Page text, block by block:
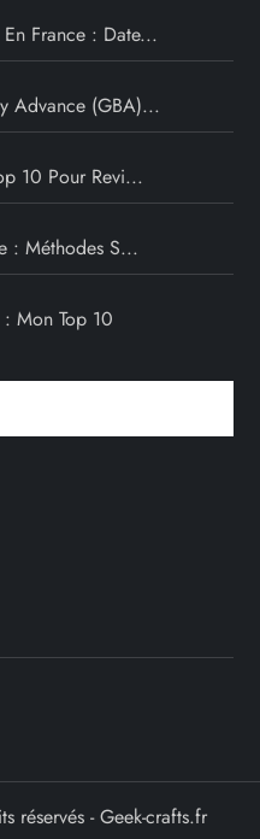
France : Date...
Advance (GBA)...
10 Pour Revi...
: Méthodes S...
: Mon Top 10
réservés - Geek-crafts.fr